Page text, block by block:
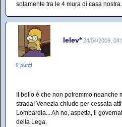
solamente tra le 4 mura di casa
lelev* 24/04/2009,
0 punti
Il bello è che non potremmo neanche
strada! Venezia chiude per cessata
Lombardia... Ah no, aspetta, il
della Lega.